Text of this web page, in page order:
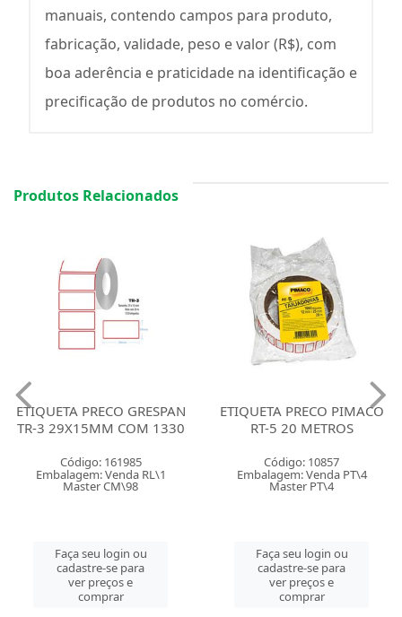
manuais, contendo campos para produto,
fabricação, validade, peso e valor (R$), com
boa aderência e praticidade na identificação e
precificação de produtos no comércio.
Produtos Relacionados
ETIQUETA PRECO GRESPAN
TR-3 29X15MM COM 1330
Código: 161985
Embalagem: Venda RL\1
Master CM\98
Faça seu login ou
cadastre-se para
ver preços e
comprar
ETIQUETA PRECO PIMACO
RT-5 20 METROS
Código: 10857
Embalagem: Venda PT\4
Master PT\4
Faça seu login ou
cadastre-se para
ver preços e
comprar